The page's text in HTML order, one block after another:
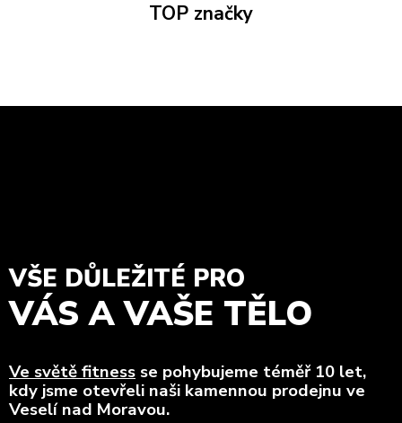
TOP značky
VŠE DŮLEŽITÉ PRO
VÁS A VAŠE TĚLO
Ve světě fitness se pohybujeme téměř 10 let,
kdy jsme otevřeli naši kamennou prodejnu ve
Veselí nad Moravou.